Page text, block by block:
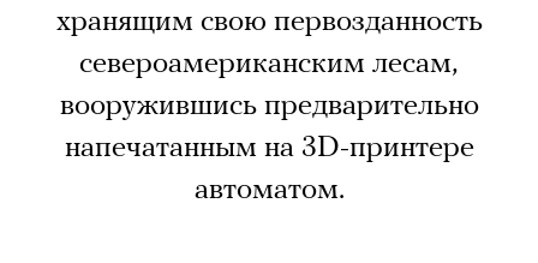
хранящим свою первозданность
североамериканским лесам,
вооружившись предварительно
напечатанным на 3D-принтере
автоматом.